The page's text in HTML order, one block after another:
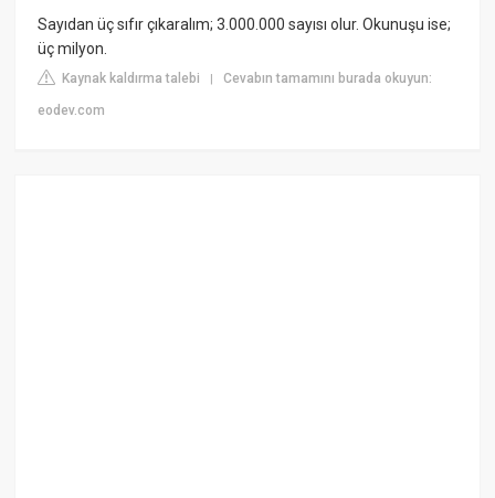
Sayıdan üç sıfır çıkaralım; 3.000.000 sayısı olur. Okunuşu ise;
üç milyon.
Kaynak kaldırma talebi |Cevabın tamamını burada okuyun:
eodev.com